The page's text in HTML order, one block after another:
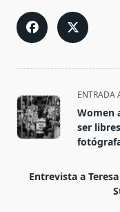
<span
class="nav-
subtitle
screen-
text">Página</
ENTRADA
Women
ser
Entrevista a